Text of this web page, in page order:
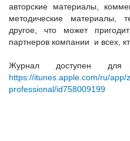
авторские материалы,
методические материалы,
другое, что может
партнеров компании и всех,
Журнал доступен для
https://itunes.apple.com/ru/app/
professional/id758009199